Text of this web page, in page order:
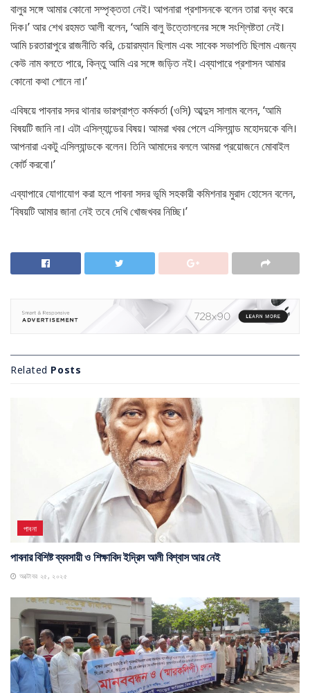
বালুর সঙ্গে আমার কোনো সম্পৃক্ততা নেই। আপনারা প্রশাসনকে বলেন তারা বন্ধ করে
দিক।’ আর শেখ রহমত আলী বলেন, ‘আমি বালু উত্তোলনের সঙ্গে সংশ্লিষ্টতা নেই।
আমি চরতারাপুরে রাজনীতি করি, চেয়ারম্যান ছিলাম এবং সাবেক সভাপতি ছিলাম এজন্য
কেউ নাম বলতে পারে, কিন্তু আমি এর সঙ্গে জড়িত নই। এব্যাপারে প্রশাসন আমার
কোনো কথা শোনে না।’
এবিষয়ে পাবনার সদর থানার ভারপ্রাপ্ত কর্মকর্তা (ওসি) আব্দুস সালাম বলেন, ‘আমি
বিষয়টি জানি না। এটা এসিল্যান্ডের বিষয়। আমরা খবর পেলে এসিল্যান্ড মহোদয়কে বলি।
আপনারা একটু এসিল্যান্ডকে বলেন। তিনি আমাদের বললে আমরা প্রয়োজনে মোবাইল
কোর্ট করবো।’
এব্যাপারে যোগাযোগ করা হলে পাবনা সদর ভূমি সহকারী কমিশনার মুরাদ হোসেন বলেন,
‘বিষয়টি আমার জানা নেই তবে দেখি খোজখবর নিচ্ছি।’
Related Posts
পাবনা
পাবনার বিশিষ্ট ব্যবসায়ী ও শিক্ষাবিদ ইদ্রিস আলী বিশ্বাস আর নেই
অক্টোবর ২৫, ২০২৫